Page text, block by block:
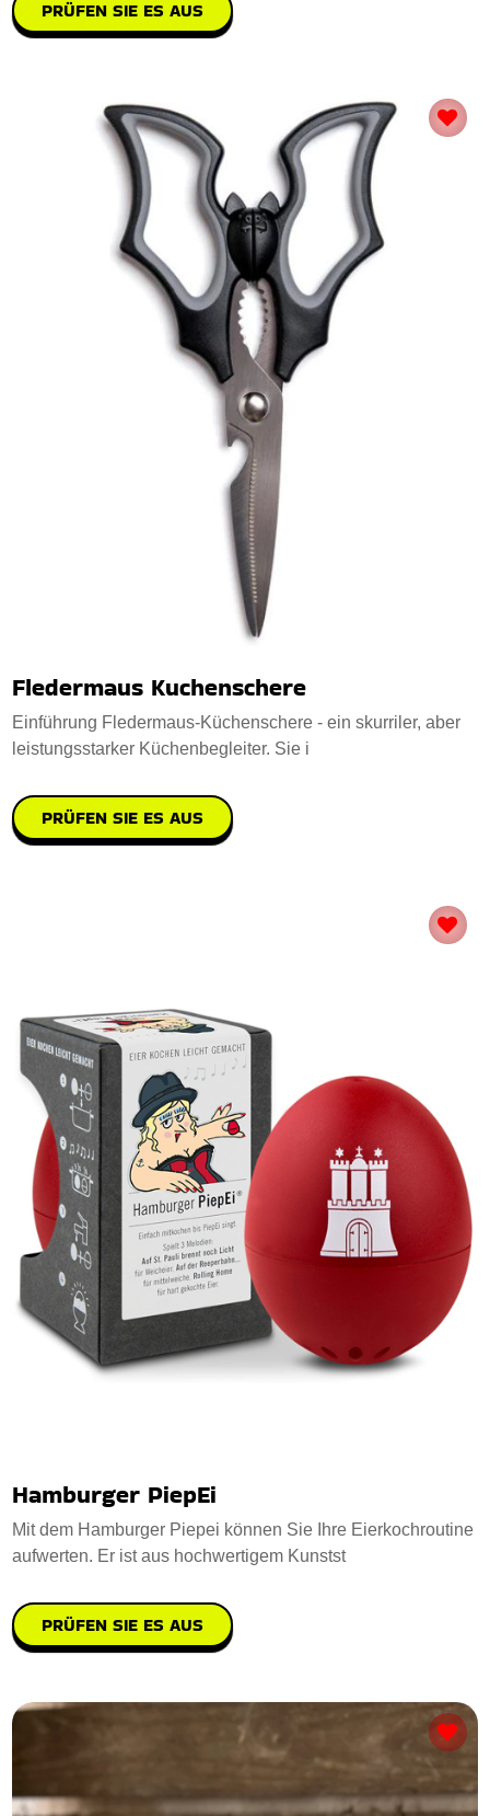
PRÜFEN SIE ES AUS
Fledermaus Kuchenschere
Einführung Fledermaus-Küchenschere - ein skurriler, aber
leistungsstarker Küchenbegleiter. Sie i
PRÜFEN SIE ES AUS
Hamburger PiepEi
Mit dem Hamburger Piepei können Sie Ihre Eierkochroutine
aufwerten. Er ist aus hochwertigem Kunstst
PRÜFEN SIE ES AUS